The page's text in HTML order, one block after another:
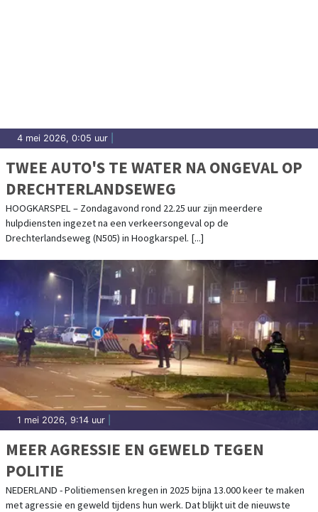
4 mei 2026, 0:05 uur
TWEE AUTO'S TE WATER NA ONGEVAL OP
DRECHTERLANDSEWEG
HOOGKARSPEL – Zondagavond rond 22.25 uur zijn meerdere
hulpdiensten ingezet na een verkeersongeval op de
Drechterlandseweg (N505) in Hoogkarspel. [...]
1 mei 2026, 9:14 uur
MEER AGRESSIE EN GEWELD TEGEN
POLITIE
NEDERLAND - Politiemensen kregen in 2025 bijna 13.000 keer te maken
met agressie en geweld tijdens hun werk. Dat blijkt uit de nieuwste